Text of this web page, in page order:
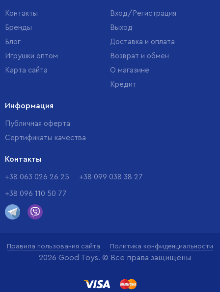
Контакты
Бренды
Блог
Игрушки оптом
Карта сайта
Вход/Регистрация
Выход
Доставка и оплата
Возврат и обмен
О магазине
Кредит
Информация
Публичная оферта
Сертификаты качества
Контакты
+38 063 026 26 25 +38 099 038 38 27
+38 096 110 50 77
Правила пользования сайта Политика конфиденциальности
2026 Good Toys. © Все права защищены